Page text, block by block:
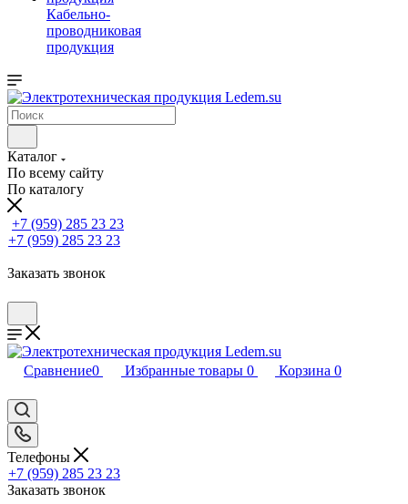
Кабельно-
проводниковая
продукция
Каталог
По всему сайту
По каталогу
+7 (959) 285 23 23
+7 (959) 285 23 23
Заказать звонок
Сравнение0 Избранные товары 0 Корзина 0
Телефоны
+7 (959) 285 23 23
Заказать звонок